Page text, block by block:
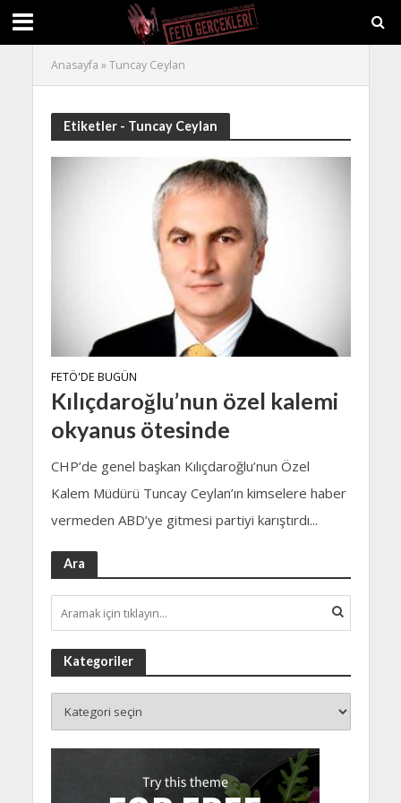
Anasayfa »Tuncay Ceylan
Etiketler - Tuncay Ceylan
FETÖ'DE BUGÜN
Kılıçdaroğlu’nun özel kalemi
okyanus ötesinde
CHP’de genel başkan Kılıçdaroğlu’nun Özel
Kalem Müdürü Tuncay Ceylan’ın kimselere haber
vermeden ABD’ye gitmesi partiyi karıştırdı...
Ara
Kategoriler